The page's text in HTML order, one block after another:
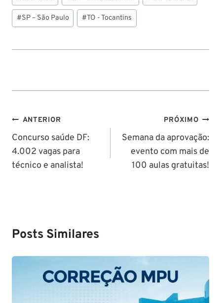
#SP – São Paulo #TO - Tocantins
Navegação
de
Post
ANTERIOR
Concurso saúde DF:
4.002 vagas para
técnico e analista!
PRÓXIMO
Semana da aprovação:
evento com mais de
100 aulas gratuitas!
Posts Similares